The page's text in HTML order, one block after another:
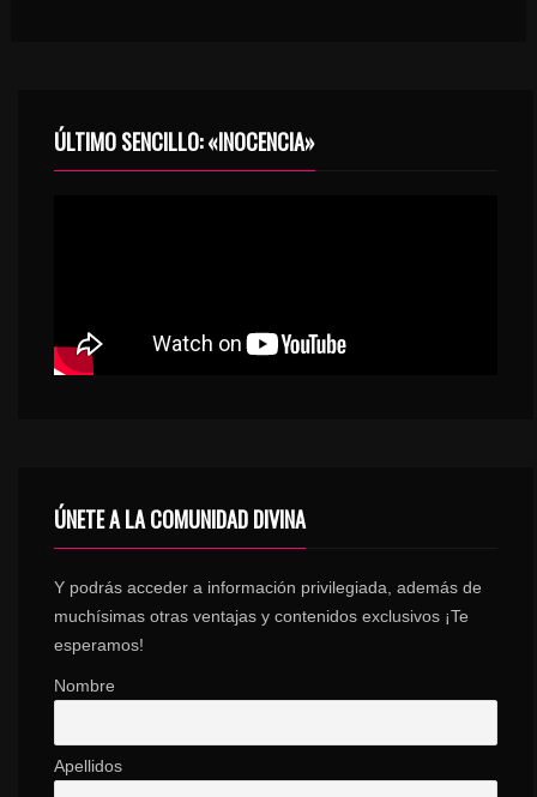
ÚLTIMO SENCILLO: «INOCENCIA»
ÚNETE A LA COMUNIDAD DIVINA
Y podrás acceder a información privilegiada, además de
muchísimas otras ventajas y contenidos exclusivos ¡Te
esperamos!
Nombre
Apellidos